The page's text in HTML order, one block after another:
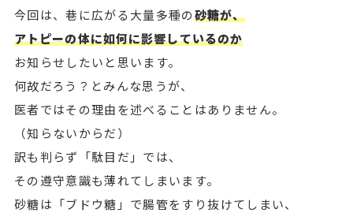
今回は、巷に広がる大量多種の砂糖が、
アトピーの体に如何に影響しているのか
お知らせしたいと思います。
何故だろう？とみんな思うが、
医者ではその理由を述べることはありません。
（知らないからだ）
訳も判らず「駄目だ」では、
その遵守意識も薄れてしまいます。
砂糖は「ブドウ糖」で腸管をすり抜けてしまい、